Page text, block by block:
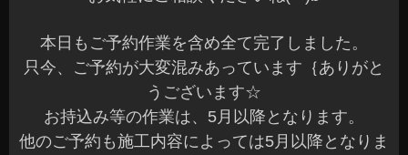
本日もご予約作業を含め全て完了しました。
只今、ご予約が大変混みあっています｛ありがと
うございます☆
お持込み等の作業は、5月以降となります。
他のご予約も施工内容によっては5月以降となりま